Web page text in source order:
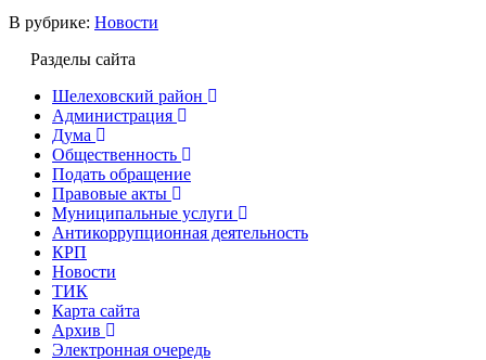
В рубрике: Новости
Разделы сайта
Шелеховский район
Администрация
Дума
Общественность
Подать обращение
Правовые акты
Муниципальные услуги
Антикоррупционная деятельность
КРП
Новости
ТИК
Карта сайта
Архив
Электронная очередь